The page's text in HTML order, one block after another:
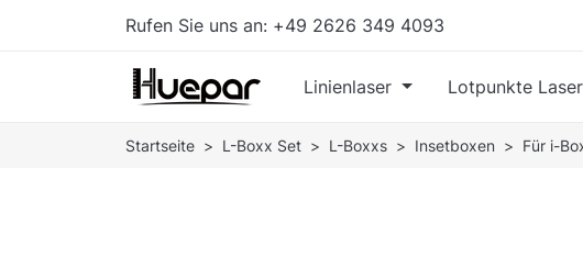
Rufen Sie uns an: +49 2626 349 4093
Linienlaser Lotpunkte Laser
Startseite L-Boxx Set L-Boxxs Insetboxen Für i-